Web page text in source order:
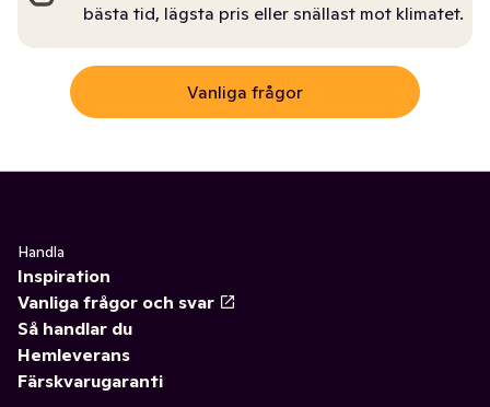
bästa tid, lägsta pris eller snällast mot klimatet.
Vanliga frågor
Handla
Inspiration
Vanliga frågor och svar
Så handlar du
Hemleverans
Färskvarugaranti